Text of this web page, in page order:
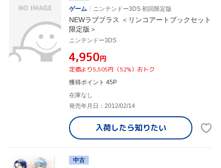
ゲーム
ニンテンドー3DS 初回限定版
NEWラブプラス ＜リンコアートブックセット
限定版＞
ニンテンドー3DS
¥4,950円
定価より5,505円（52%）おトク
獲得ポイント 45P
在庫なし
発売年月日：2012/02/14
入荷したら知りたい
中古